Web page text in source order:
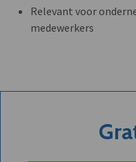
Relevant voor
medewerkers